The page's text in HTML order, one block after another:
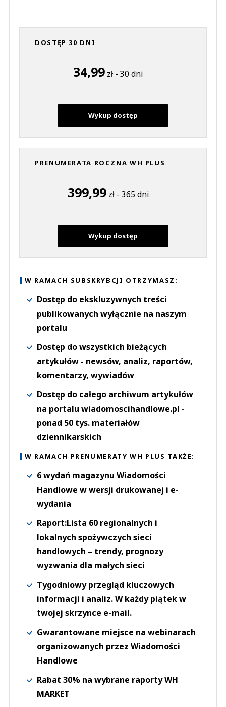
DOSTĘP 30 DNI
34,99 zł - 30 dni
Wykup dostęp
PRENUMERATA ROCZNA WH PLUS
399,99zł - 365 dni
Wykup dostęp
W RAMACH SUBSKRYBCJI OTRZYMASZ:
Dostęp do ekskluzywnych treści
publikowanych wyłącznie na naszym
portalu
Dostęp do wszystkich bieżących
artykułów - newsów, analiz, raportów,
komentarzy, wywiadów
Dostęp do całego archiwum artykułów
na portalu wiadomoscihandlowe.pl -
ponad 50 tys. materiałów
dziennikarskich
W RAMACH PRENUMERATY WH PLUS TAKŻE:
6 wydań magazynu Wiadomości
Handlowe w wersji drukowanej i e-
wydania
Raport:Lista 60 regionalnych i
lokalnych spożywczych sieci
handlowych – trendy, prognozy
wyzwania dla małych sieci
Tygodniowy przegląd kluczowych
informacji i analiz. W każdy piątek w
twojej skrzynce e-mail.
Gwarantowane miejsce na webinarach
organizowanych przez Wiadomości
Handlowe
Rabat 30% na wybrane raporty WH
MARKET